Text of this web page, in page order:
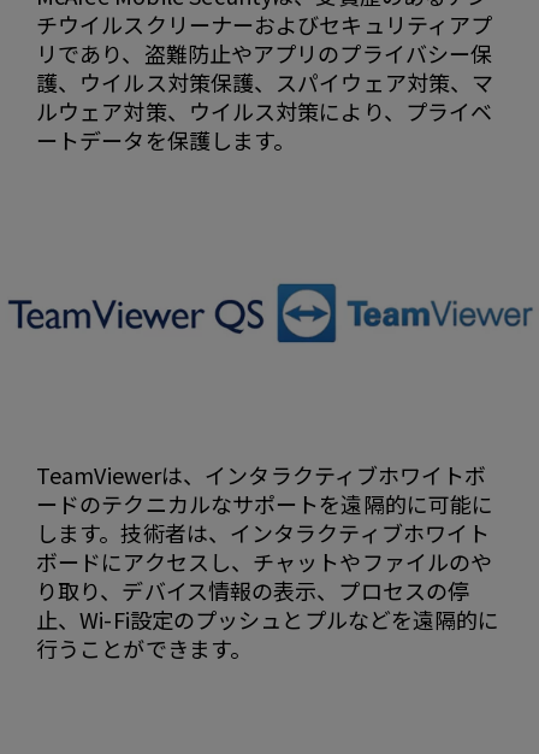
チウイルスクリーナーおよびセキュリティアプ
リであり、盗難防止やアプリのプライバシー保
護、ウイルス対策保護、スパイウェア対策、マ
ルウェア対策、ウイルス対策により、プライベ
ートデータを保護します。
TeamViewerは、インタラクティブホワイトボ
ードのテクニカルなサポートを遠隔的に可能に
します。技術者は、インタラクティブホワイト
ボードにアクセスし、チャットやファイルのや
り取り、デバイス情報の表示、プロセスの停
止、Wi-Fi設定のプッシュとプルなどを遠隔的に
行うことができます。